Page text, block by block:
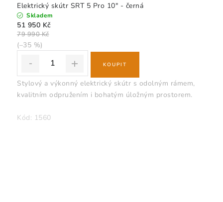
Elektrický skútr SRT 5 Pro 10" - černá
Skladem
51 950 Kč
79 990 Kč
(–35 %)
Stylový a výkonný elektrický skútr s odolným rámem,
kvalitním odpružením i bohatým úložným prostorem.
Kód: 1560